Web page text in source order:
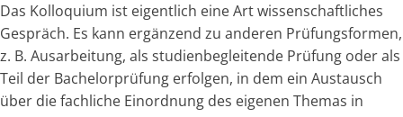
Das Kolloquium ist eigentlich eine Art wissenschaftliches
Gespräch. Es kann ergänzend zu anderen Prüfungsformen,
z. B. Ausarbeitung, als studienbegleitende Prüfung oder als
Teil der Bachelorprüfung erfolgen, in dem ein Austausch
über die fachliche Einordnung des eigenen Themas in